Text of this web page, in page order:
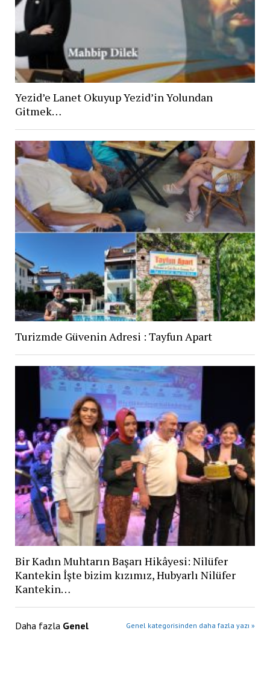
Yezid’e Lanet Okuyup Yezid’in Yolundan
Gitmek…
Turizmde Güvenin Adresi : Tayfun Apart
Bir Kadın Muhtarın Başarı Hikâyesi: Nilüfer
Kantekin İşte bizim kızımız, Hubyarlı Nilüfer
Kantekin…
Daha fazla Genel Genel kategorisinden daha fazla yazı »